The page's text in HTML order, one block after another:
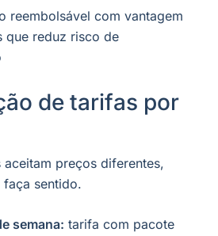
reembolsável com vantagem
que reduz risco de
de tarifas por
preços diferentes,
sentido.
semana: tarifa com pacote